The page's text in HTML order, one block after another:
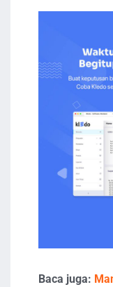
Baca juga: